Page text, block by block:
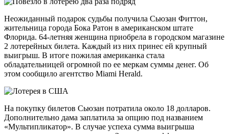
Неожиданный подарок судьбы получила Сьюзан Фиттон,
жительница города Бока Ратон в американском штате
Флорида. 64-летняя женщина приобрела в городском магазине
2 лотерейных билета. Каждый из них принес ей крупный
выигрыш. В итоге пожилая американка стала
обладательницей огромной по ее меркам суммы денег. Об
этом сообщило агентство Miami Herald.
На покупку билетов Сьюзан потратила около 18 долларов.
Дополнительно дама заплатила за опцию под названием
«Мультипликатор». В случае успеха сумма выигрыша